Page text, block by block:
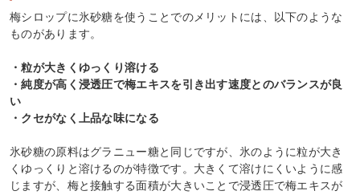
梅シロップに氷砂糖を使うことでのメリットには、以下のような
ものがあります。
・粒が大きくゆっくり溶ける
・純度が高く浸透圧で梅エキスを引き出す速度とのバランスが良
い
・クセがなく上品な味になる
氷砂糖の原料はグラニュー糖と同じですが、氷のように粒が大き
くゆっくりと溶けるのが特徴です。大きくて溶けにくいように感
じますが、梅と接触する面積が大きいことで浸透圧で梅エキスが